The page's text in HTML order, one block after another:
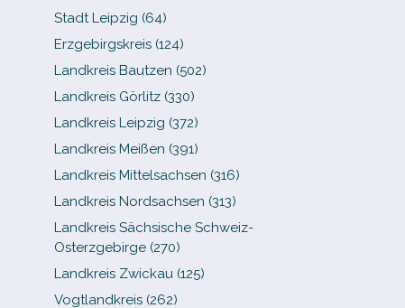
Stadt Leipzig (64)
Erzgebirgskreis (124)
Landkreis Bautzen (502)
Landkreis Görlitz (330)
Landkreis Leipzig (372)
Landkreis Meißen (391)
Landkreis Mittelsachsen (316)
Landkreis Nordsachsen (313)
Landkreis Sächsische Schweiz-​
Osterzgebirge (270)
Landkreis Zwickau (125)
Vogtlandkreis (262)